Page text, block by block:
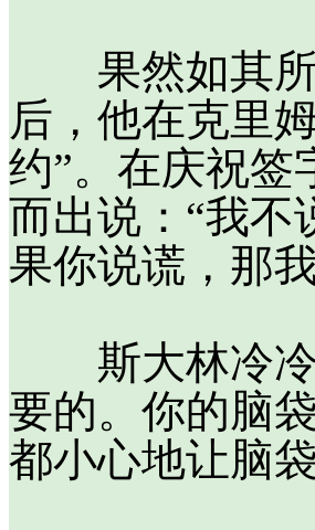
果然如其所
后，他在克里
约”。在庆祝签
而出说：“我不
果你说谎，那
斯大林冷冷
要的。你的脑
都小心地让脑